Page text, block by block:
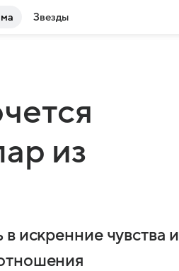
Звезды
из
искренние чувства и